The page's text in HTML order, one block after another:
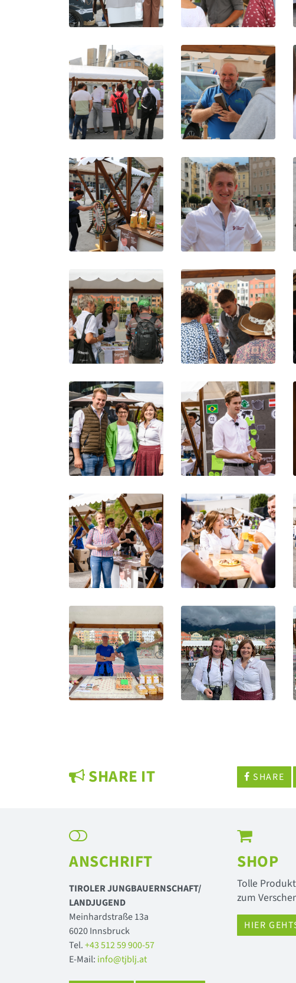
SHARE IT SHARE
ANSCHRIFT
TIROLER JUNGBAUERNSCHAFT/
LANDJUGEND
Meinhardstraße 13a
6020 Innsbruck
Tel.+43 512 59 900-57
E-Mail: info@tjblj.at
SHOP
Tolle
zum
HIER